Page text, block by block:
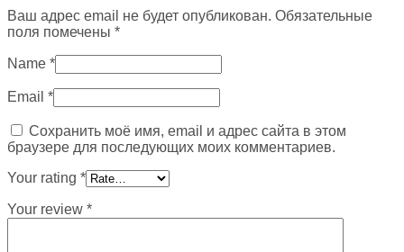
Ваш адрес email не будет опубликован. Обязательные
поля помечены *
Name *
Email *
Сохранить моё имя, email и адрес сайта в этом
браузере для последующих моих комментариев.
Your rating *
Your review *